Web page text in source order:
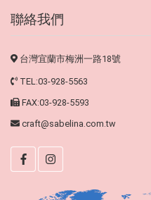
聯絡我們
台灣宜蘭市梅洲一路18號
TEL:03-928-5563
FAX:03-928-5593
craft@sabelina.com.tw